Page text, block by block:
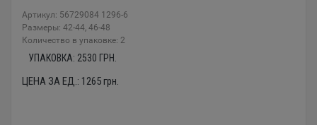
Артикул: 56729084 1296-6
Размеры: 42-44, 46-48
Количество в упаковке: 2
УПАКОВКА: 2530 ГРН.
ЦЕНА ЗА ЕД.: 1265грн.